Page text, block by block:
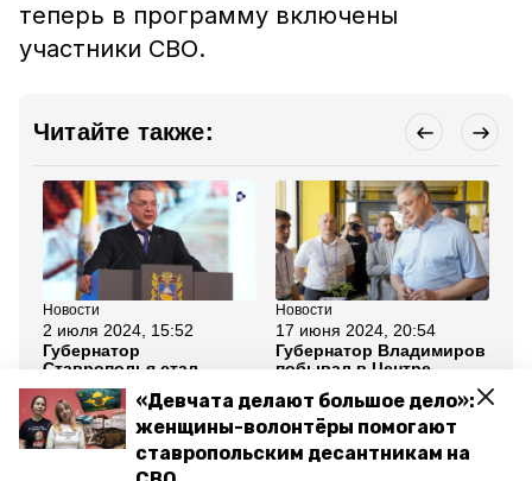
«Девчата делают большое дело»:
женщины-волонтёры помогают
ставропольским десантникам на
теперь в программу включены
участники СВО.
Читайте также:
Новости
2 июля 2024, 15:52
Губернатор
Ставрополья стал
наставником по
программе «Время
героев»
Новости
17 июня 2024, 20:54
Губернатор Владимиров
побывал в Центре
технопредпринимательства
в Ставрополе
Все новости